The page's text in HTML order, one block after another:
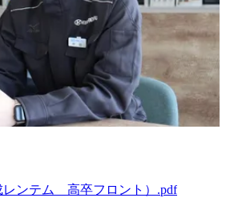
ンテム＿高卒フロント）.pdf